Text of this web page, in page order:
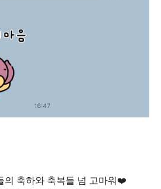
의 축하와 축복들 넘 고마워❤️